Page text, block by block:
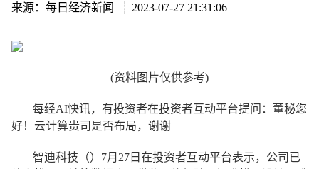
来源：每日经济新闻 2023-07-27 21:31:06
(资料图片仅供参考)
每经AI快讯，有投资者在投资者互动平台提问：董秘您
好！云计算贵司是否布局，谢谢
智迪科技（）7月27日在投资者互动平台表示，公司已